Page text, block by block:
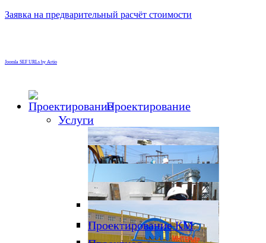
Заявка на предварительный расчёт стоимости
Joomla SEF URLs by Artio
Проектирование
Услуги
Инженерные
изыскания
Обследование зданий
Проектирование КМ